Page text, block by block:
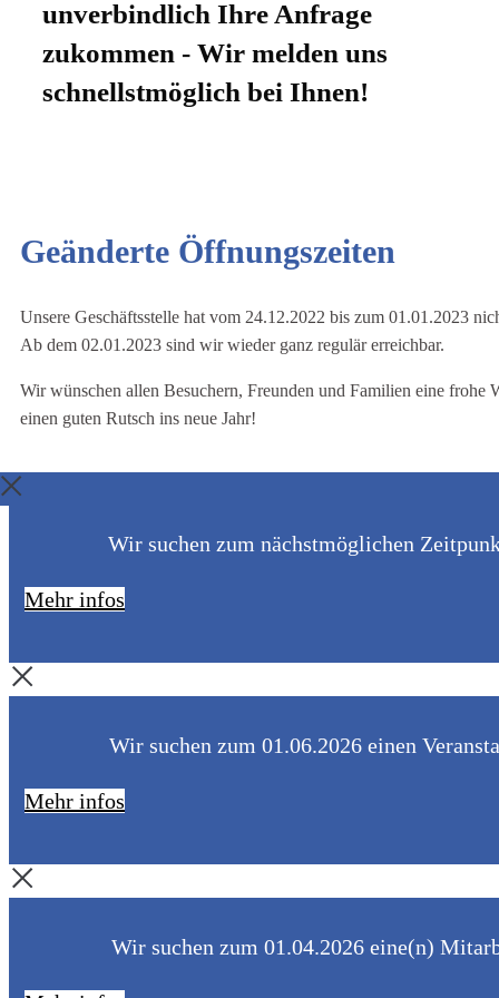
unverbindlich Ihre Anfrage
zukommen - Wir melden uns
schnellstmöglich bei Ihnen!
Geänderte Öffnungszeiten
Unsere Geschäftsstelle hat vom 24.12.2022 bis zum 01.01.2023
Ab dem 02.01.2023 sind wir wieder ganz regulär erreichbar.
Wir wünschen allen Besuchern, Freunden und Familien eine frohe
einen guten Rutsch ins neue Jahr!
Wir suchen zum nächstmöglichen
Mehr infos
Wir suchen zum 01.06.2026 einen
Mehr infos
Wir suchen zum 01.04.2026 eine(n)